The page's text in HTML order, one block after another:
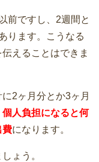
と購入した家電は
ますが昼間以上に
前ですし、2週間と
ります。こうなる
えることはできま
2ヶ月分とか3ヶ月
個人負担になると何
費になります。
ょう。